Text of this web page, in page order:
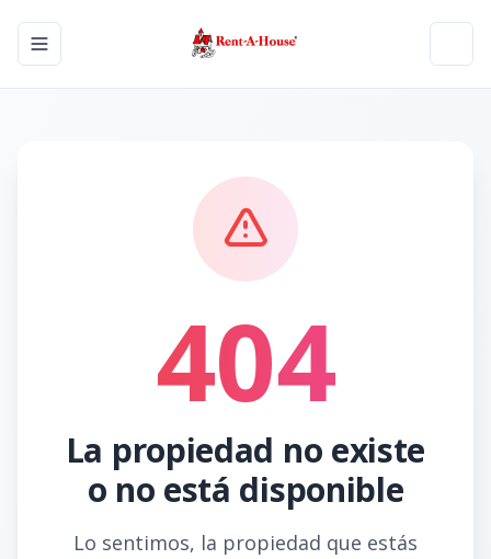
Toggle navigation menu
404
La propiedad no existe
o no está disponible
Lo sentimos, la propiedad que estás